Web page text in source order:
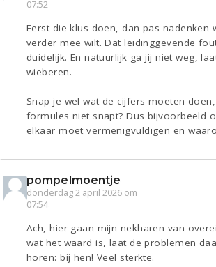
07:52
Eerst die klus doen, dan pas nadenken
verder mee wilt. Dat leidinggevende
duidelijk. En natuurlijk ga jij niet weg,
wieberen.
Snap je wel wat de cijfers moeten
formules niet snapt? Dus bijvoorbeeld
elkaar moet vermenigvuldigen en
pompelmoentje
donderdag 2 april 2026 om
07:54
Ach, hier gaan mijn nekharen van
wat het waard is, laat de problemen
horen: bij hen! Veel sterkte.